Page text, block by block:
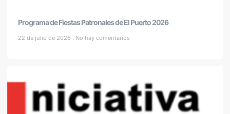
Programa de Fiestas Patronales de El Puerto 2026
22 de julio de 2026 No hay comentarios